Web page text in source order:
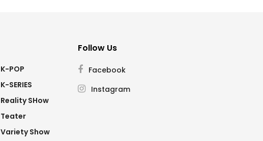
K-POP
K-SERIES
Reality SHow
Teater
Variety Show
Follow Us
Facebook
Instagram